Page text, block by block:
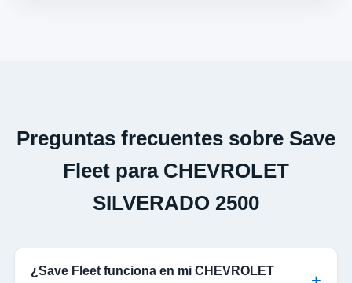
Preguntas frecuentes sobre Save
Fleet para CHEVROLET
SILVERADO 2500
¿Save Fleet funciona en mi CHEVROLET